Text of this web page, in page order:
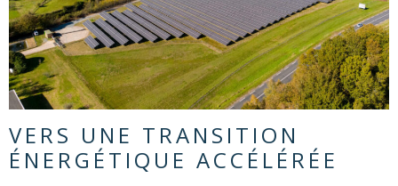
VERS UNE TRANSITION
ÉNERGÉTIQUE ACCÉLÉRÉE